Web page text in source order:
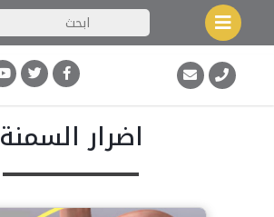
اضرار السمنة